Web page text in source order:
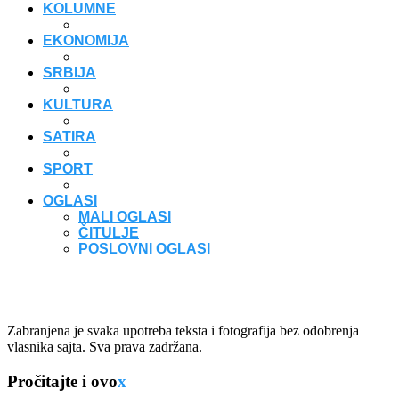
KOLUMNE
EKONOMIJA
SRBIJA
KULTURA
SATIRA
SPORT
OGLASI
MALI OGLASI
ČITULJE
POSLOVNI OGLASI
Zabranjena je svaka upotreba teksta i fotografija bez odobrenja
vlasnika sajta. Sva prava zadržana.
Pročitajte i ovox